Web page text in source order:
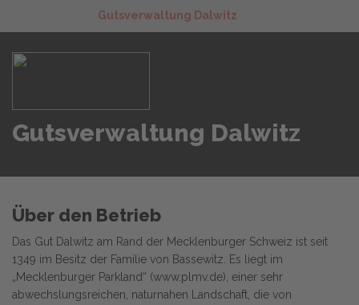
Gutsverwaltung Dalwitz
Gutsverwaltung Dalwitz
Über den Betrieb
Das Gut Dalwitz am Rand der Mecklenburger Schweiz ist seit
1349 im Besitz der Familie von Bassewitz. Es liegt im
„Mecklenburger Parkland“ (www.plmv.de), einer sehr
abwechslungsreichen, naturnahen Landschaft, die von